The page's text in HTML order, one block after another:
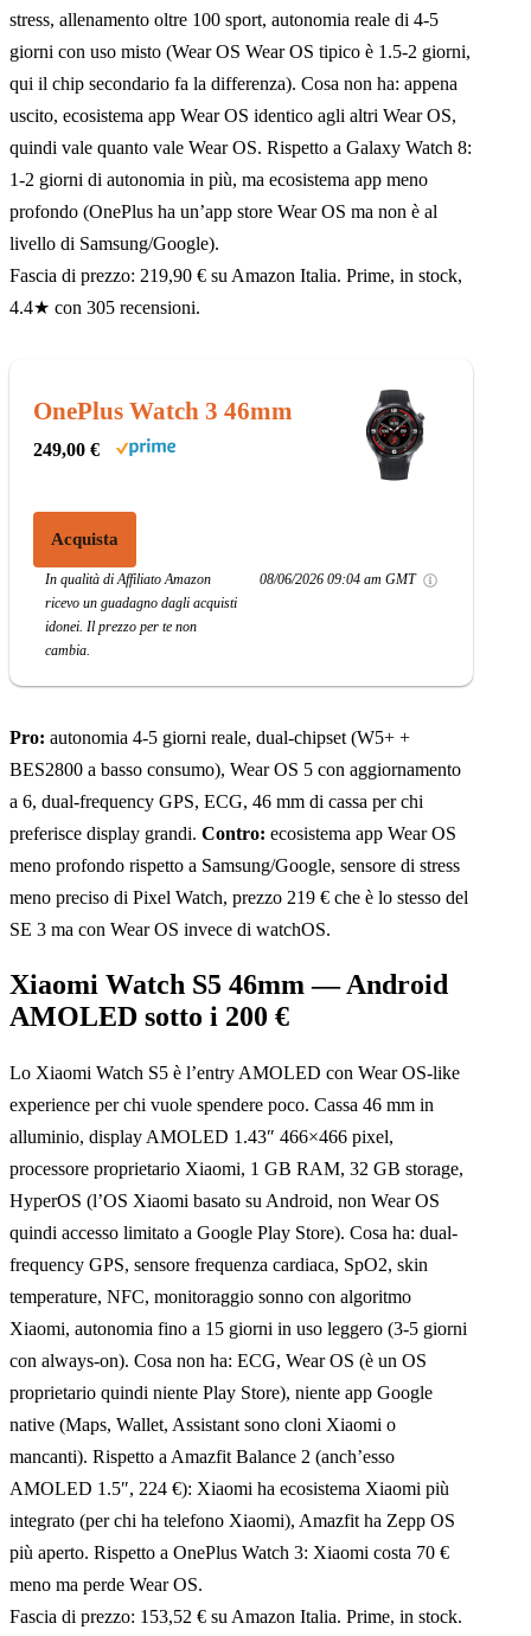
stress, allenamento oltre 100 sport, autonomia reale di 4-5
giorni con uso misto (Wear OS Wear OS tipico è 1.5-2 giorni,
qui il chip secondario fa la differenza). Cosa non ha: appena
uscito, ecosistema app Wear OS identico agli altri Wear OS,
quindi vale quanto vale Wear OS. Rispetto a Galaxy Watch 8:
1-2 giorni di autonomia in più, ma ecosistema app meno
profondo (OnePlus ha un’app store Wear OS ma non è al
livello di Samsung/Google).
Fascia di prezzo: 219,90 € su Amazon Italia. Prime, in stock,
4.4★ con 305 recensioni.
OnePlus Watch 3 46mm
249,00 €
Acquista
In qualità di Affiliato Amazon
ricevo un guadagno dagli acquisti
idonei. Il prezzo per te non
cambia.
08/06/2026 09:04 am GMT
Pro: autonomia 4-5 giorni reale, dual-chipset (W5+ +
BES2800 a basso consumo), Wear OS 5 con aggiornamento
a 6, dual-frequency GPS, ECG, 46 mm di cassa per chi
preferisce display grandi. Contro: ecosistema app Wear OS
meno profondo rispetto a Samsung/Google, sensore di stress
meno preciso di Pixel Watch, prezzo 219 € che è lo stesso del
SE 3 ma con Wear OS invece di watchOS.
Xiaomi Watch S5 46mm — Android
AMOLED sotto i 200 €
Lo Xiaomi Watch S5 è l’entry AMOLED con Wear OS-like
experience per chi vuole spendere poco. Cassa 46 mm in
alluminio, display AMOLED 1.43″ 466×466 pixel,
processore proprietario Xiaomi, 1 GB RAM, 32 GB storage,
HyperOS (l’OS Xiaomi basato su Android, non Wear OS
quindi accesso limitato a Google Play Store). Cosa ha: dual-
frequency GPS, sensore frequenza cardiaca, SpO2, skin
temperature, NFC, monitoraggio sonno con algoritmo
Xiaomi, autonomia fino a 15 giorni in uso leggero (3-5 giorni
con always-on). Cosa non ha: ECG, Wear OS (è un OS
proprietario quindi niente Play Store), niente app Google
native (Maps, Wallet, Assistant sono cloni Xiaomi o
mancanti). Rispetto a Amazfit Balance 2 (anch’esso
AMOLED 1.5″, 224 €): Xiaomi ha ecosistema Xiaomi più
integrato (per chi ha telefono Xiaomi), Amazfit ha Zepp OS
più aperto. Rispetto a OnePlus Watch 3: Xiaomi costa 70 €
meno ma perde Wear OS.
Fascia di prezzo: 153,52 € su Amazon Italia. Prime, in stock.